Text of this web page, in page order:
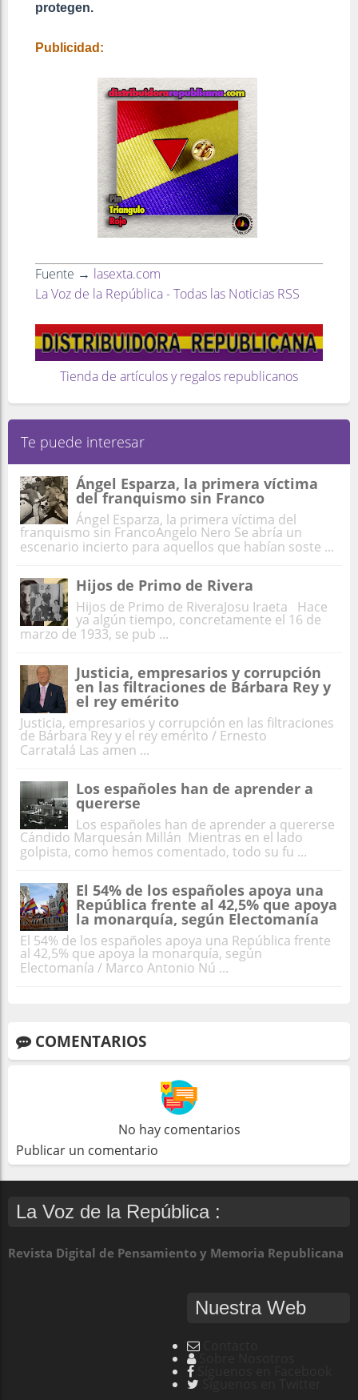
protegen.
Publicidad:
Fuente → lasexta.com
La Voz de la República - Todas las Noticias RSS
Tienda de artículos y regalos republicanos
Te puede interesar
Ángel Esparza, la primera víctima
del franquismo sin Franco
Ángel Esparza, la primera víctima del
franquismo sin FrancoAngelo Nero Se abría un
escenario incierto para aquellos que habían soste ...
Hijos de Primo de Rivera
Hijos de Primo de RiveraJosu Iraeta Hace
ya algún tiempo, concretamente el 16 de
marzo de 1933, se pub ...
Justicia, empresarios y corrupción
en las filtraciones de Bárbara Rey y
el rey emérito
Justicia, empresarios y corrupción en las filtraciones
de Bárbara Rey y el rey emérito / Ernesto
Carratalá Las amen ...
Los españoles han de aprender a
quererse
Los españoles han de aprender a quererse
Cándido Marquesán Millán Mientras en el lado
golpista, como hemos comentado, todo su fu ...
El 54% de los españoles apoya una
República frente al 42,5% que apoya
la monarquía, según Electomanía
El 54% de los españoles apoya una República frente
al 42,5% que apoya la monarquía, según
Electomanía / Marco Antonio Nú ...
COMENTARIOS
No hay comentarios
Publicar un comentario
La Voz de la República :
Revista Digital de Pensamiento y Memoria Republicana
Nuestra Web